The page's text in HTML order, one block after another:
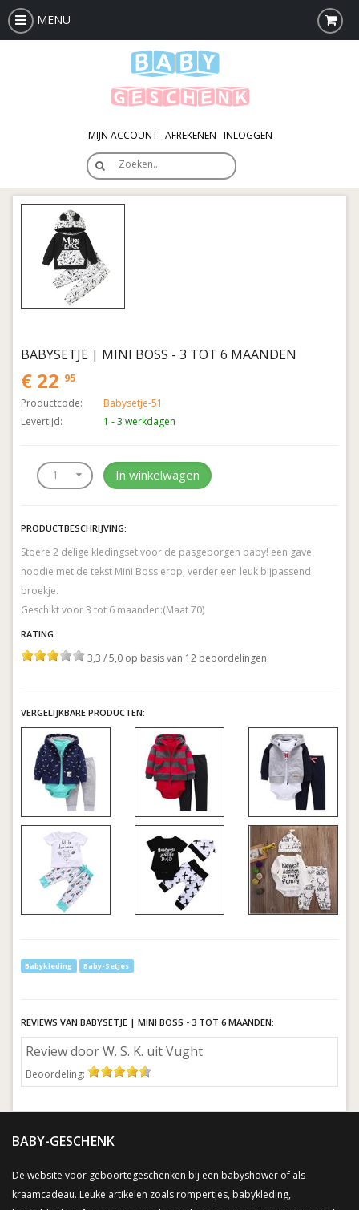
MENU
MIJN ACCOUNT AFREKENEN INLOGGEN
Zoeken…
BABYSETJE | MINI BOSS - 3 TOT 6 MAANDEN
€ 22 95
Productcode:
Babysetje-51
Levertijd:
1 - 3 werkdagen
In winkelwagen
PRODUCTBESCHRIJVING:
Stoere 2 delige kledingset voor de pasgeborgen baby! een gave
hoodie met de tekst Mini Boss erop, verder een leuk bijpassend
broekje.
Geschikt voor 3 tot 6 maanden:(Maat 70)
RATING:
3,3 / 5,0 op basis van 12 beoordelingen
VERGELIJKBARE PRODUCTEN:
Babykleding Baby-Setjes
REVIEWS VAN BABYSETJE | MINI BOSS - 3 TOT 6 MAANDEN:
Review door W. S. K. uit Vught
Beoordeling:
BABY-GESCHENK
De website voor geboortegeschenken bij een babyshower of als
kraamcadeau. Leuke artikelen zoals rompertjes, babykleding,